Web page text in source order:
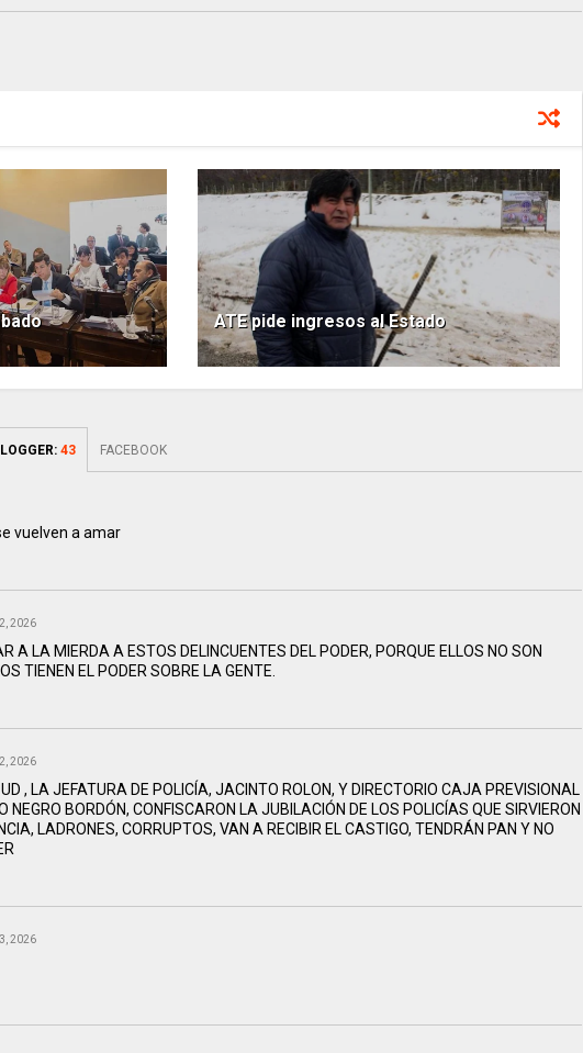
ATE pide ingresos al Estado
: 43 FACEBOOK
vuelven a amar
2026
A LA MIERDA A ESTOS DELINCUENTES DEL PODER, PORQUE ELLOS NO SON
TIENEN EL PODER SOBRE LA GENTE.
2026
, LA JEFATURA DE POLICÍA, JACINTO ROLON, Y DIRECTORIO CAJA PREVISIONAL
NEGRO BORDÓN, CONFISCARON LA JUBILACIÓN DE LOS POLICÍAS QUE SIRVIERON
LADRONES, CORRUPTOS, VAN A RECIBIR EL CASTIGO, TENDRÁN PAN Y NO
2026